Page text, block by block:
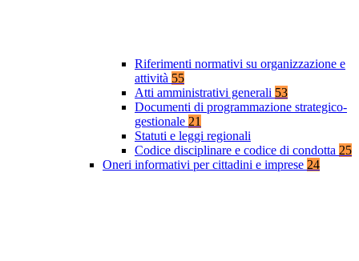
Riferimenti normativi su organizzazione e
attività 55
Atti amministrativi generali 53
Documenti di programmazione strategico-
gestionale 21
Statuti e leggi regionali
Codice disciplinare e codice di condotta 25
Oneri informativi per cittadini e imprese 24